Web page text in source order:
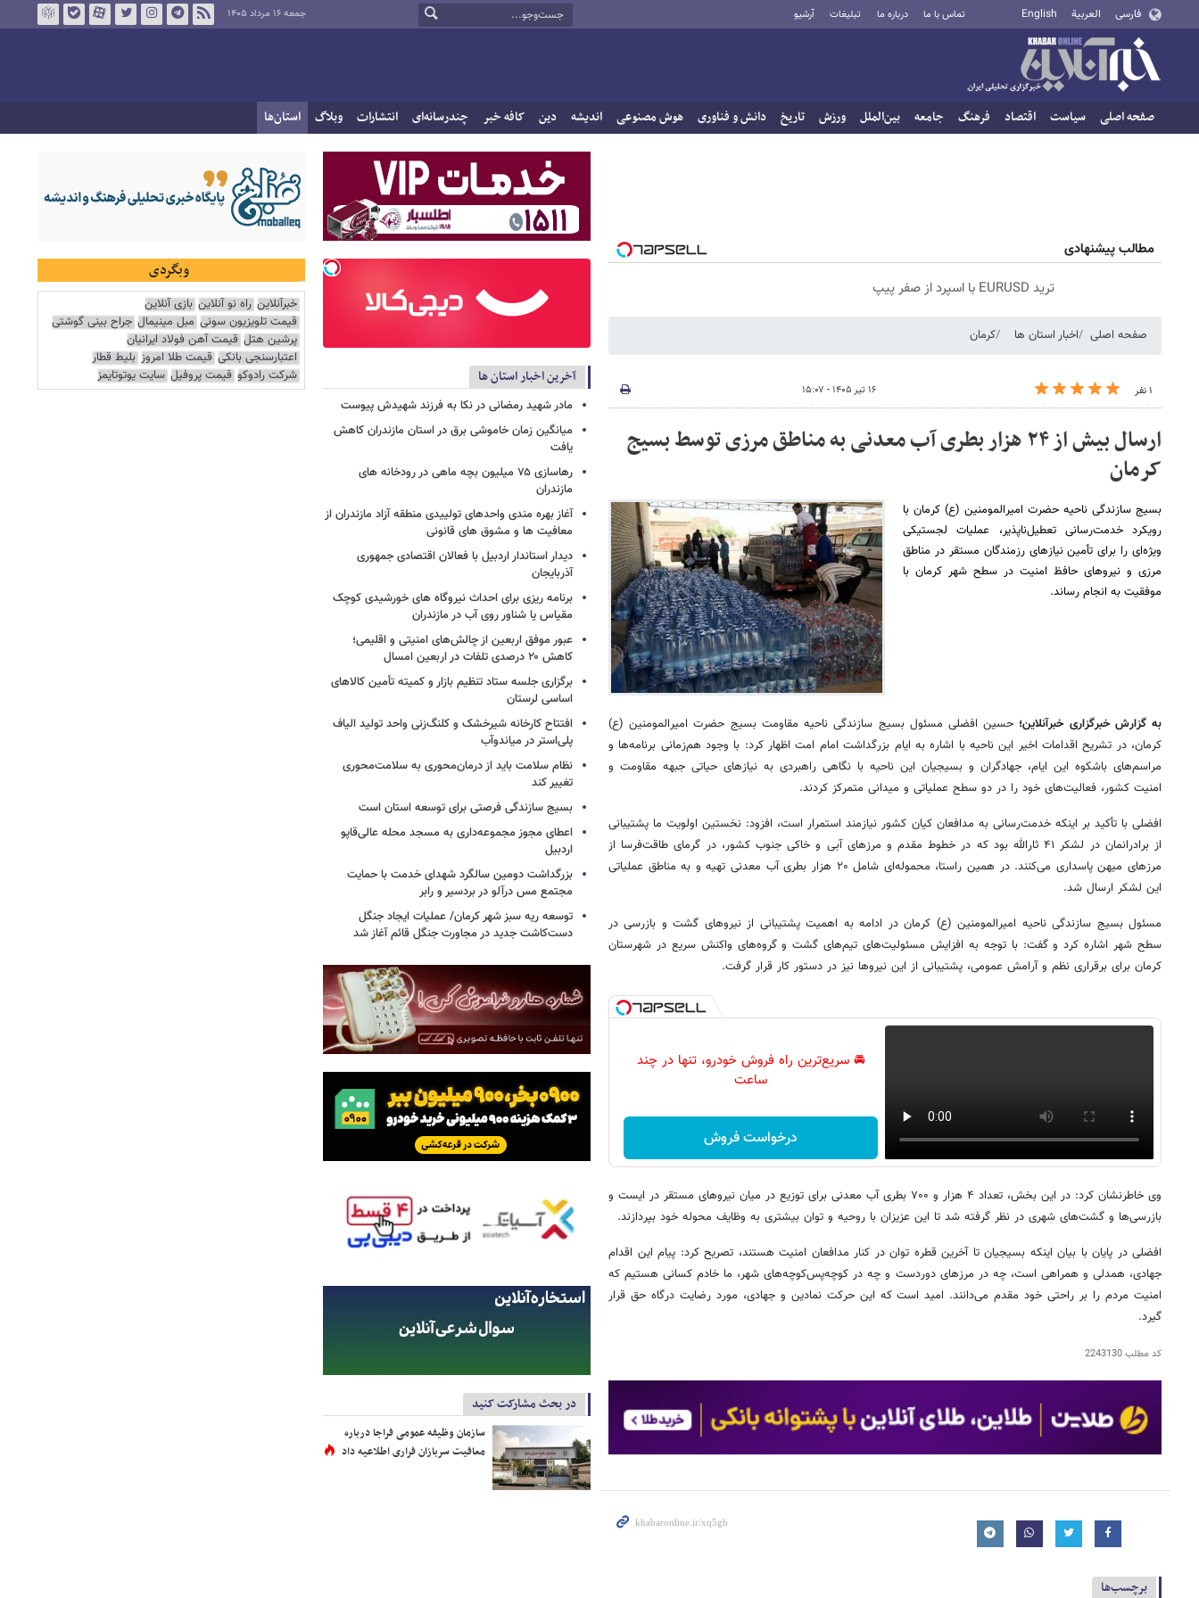
فارسی العربية English تماس با ما درباره ما تبلیغات آرشیو جمعه ۱۶ مرداد ۱۴۰۵
صفحه اصلی سیاست اقتصاد فرهنگ جامعه بین‌الملل ورزش تاریخ دانش و فناوری هوش مصنوعی اندیشه دین کافه خبر چندرسانه‌ای انتشارات وبلاگ استان‌ها
مطالب پیشنهادی
ترید EURUSD با اسپرد از صفر پیپ
صفحه اصلی اخبار استان ها کرمان
۱ نفر ۱۶ تیر ۱۴۰۵ - ۱۵:۰۷
ارسال بیش از ۲۴ هزار بطری آب معدنی به مناطق مرزی توسط بسیج
کرمان
بسیج سازندگی ناحیه حضرت امیرالمومنین (ع) کرمان با
رویکرد خدمت‌رسانی تعطیل‌ناپذیر، عملیات لجستیکی
ویژه‌ای را برای تأمین نیازهای رزمندگان مستقر در مناطق
مرزی و نیروهای حافظ امنیت در سطح شهر کرمان با
موفقیت به انجام رساند.
به گزارش خبرگزاری خبرآنلاین؛ حسین افضلی مسئول بسیج سازندگی ناحیه مقاومت بسیج حضرت امیرالمومنین (ع)
کرمان، در تشریح اقدامات اخیر این ناحیه با اشاره به ایام بزرگداشت امام امت اظهار کرد: با وجود هم‌زمانی برنامه‌ها و
مراسم‌های باشکوه این ایام، جهادگران و بسیجیان این ناحیه با نگاهی راهبردی به نیازهای حیاتی جبهه مقاومت و
امنیت کشور، فعالیت‌های خود را در دو سطح عملیاتی و میدانی متمرکز کردند.
افضلی با تأکید بر اینکه خدمت‌رسانی به مدافعان کیان کشور نیازمند استمرار است، افزود: نخستین اولویت ما پشتیبانی
از برادرانمان در لشکر ۴۱ ثارالله بود که در خطوط مقدم و مرزهای آبی و خاکی جنوب کشور، در گرمای طاقت‌فرسا از
مرزهای میهن پاسداری می‌کنند. در همین راستا، محموله‌ای شامل ۲۰ هزار بطری آب معدنی تهیه و به مناطق عملیاتی
این لشکر ارسال شد.
مسئول بسیج سازندگی ناحیه امیرالمومنین (ع) کرمان در ادامه به اهمیت پشتیبانی از نیروهای گشت و بازرسی در
سطح شهر اشاره کرد و گفت: با توجه به افزایش مسئولیت‌های تیم‌های گشت و گروه‌های واکنش سریع در شهرستان
کرمان برای برقراری نظم و آرامش عمومی، پشتیبانی از این نیروها نیز در دستور کار قرار گرفت.
🚘 سریع‌ترین راه فروش خودرو، تنها در چند
ساعت
درخواست فروش
وی خاطرنشان کرد: در این بخش، تعداد ۴ هزار و ۷۰۰ بطری آب معدنی برای توزیع در میان نیروهای مستقر در ایست و
بازرسی‌ها و گشت‌های شهری در نظر گرفته شد تا این عزیزان با روحیه و توان بیشتری به وظایف محوله خود بپردازند.
افضلی در پایان با بیان اینکه بسیجیان تا آخرین قطره توان در کنار مدافعان امنیت هستند، تصریح کرد: پیام این اقدام
جهادی، همدلی و همراهی است، چه در مرزهای دوردست و چه در کوچه‌پس‌کوچه‌های شهر، ما خادم کسانی هستیم که
امنیت مردم را بر راحتی خود مقدم می‌دانند. امید است که این حرکت نمادین و جهادی، مورد رضایت درگاه حق قرار
گیرد.
کد مطلب2243130
برچسب‌ها
آخرین اخبار استان ها
مادر شهید رمضانی در نکا به فرزند شهیدش پیوست
میانگین زمان خاموشی برق در استان مازندران کاهش
یافت
رهاسازی ۷۵ میلیون بچه ماهی در رودخانه های
مازندران
آغاز بهره مندی واحدهای تولییدی منطقه آزاد مازندران از
معافیت ها و مشوق های قانونی
دیدار استاندار اردبیل با فعالان اقتصادی جمهوری
آذربایجان
برنامه ریزی برای احداث نیروگاه های خورشیدی کوچک
مقیاس یا شناور روی آب در مازندران
عبور موفق اربعین از چالش‌های امنیتی و اقلیمی؛
کاهش ۲۰ درصدی تلفات در اربعین امسال
برگزاری جلسه ستاد تنظیم بازار و کمیته تأمین کالاهای
اساسی لرستان
افتتاح کارخانه شیرخشک و کلنگ‌زنی واحد تولید الیاف
پلی‌استر در میاندوآب
نظام سلامت باید از درمان‌محوری به سلامت‌محوری
تغییر کند
بسیج سازندگی فرصتی برای توسعه استان است
اعطای مجوز مجموعه‌داری به مسجد محله عالی‌قاپو
اردبیل
بزرگداشت دومین سالگرد شهدای خدمت با حمایت
مجتمع مس درآلو در بردسیر و رابر
توسعه ریه سبز شهر کرمان/ عملیات ایجاد جنگل
دست‌کاشت جدید در مجاورت جنگل قائم آغاز شد
در بحث مشارکت کنید
سازمان وظیفه عمومی فراجا درباره
معافیت سربازان فراری اطلاعیه داد
وبگردی
خبرآنلاین راه نو آنلاین بازی آنلاین
قیمت تلویزیون سونی مبل مینیمال جراح بینی گوشتی
پرشین هتل قیمت آهن فولاد ایرانیان
اعتبارسنجی بانکی قیمت طلا امروز بلیط قطار
شرکت رادوکو قیمت پروفیل سایت یوتوتایمز